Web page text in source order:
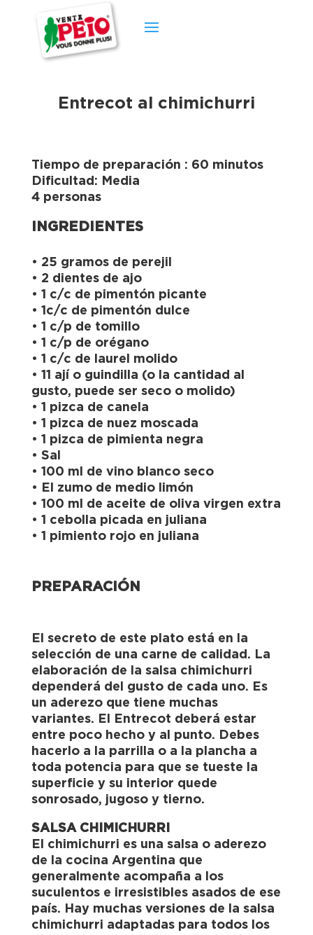
Entrecot al chimichurri
Tiempo de preparación : 60 minutos
Dificultad: Media
4 personas
INGREDIENTES
• 25 gramos de perejil
• 2 dientes de ajo
• 1 c/c de pimentón picante
• 1c/c de pimentón dulce
• 1 c/p de tomillo
• 1 c/p de orégano
• 1 c/c de laurel molido
• 11 ají o guindilla (o la cantidad al
gusto, puede ser seco o molido)
• 1 pizca de canela
• 1 pizca de nuez moscada
• 1 pizca de pimienta negra
• Sal
• 100 ml de vino blanco seco
• El zumo de medio limón
• 100 ml de aceite de oliva virgen extra
• 1 cebolla picada en juliana
• 1 pimiento rojo en juliana
PREPARACIÓN
El secreto de este plato está en la
selección de una carne de calidad. La
elaboración de la salsa chimichurri
dependerá del gusto de cada uno. Es
un aderezo que tiene muchas
variantes. El Entrecot deberá estar
entre poco hecho y al punto. Debes
hacerlo a la parrilla o a la plancha a
toda potencia para que se tueste la
superficie y su interior quede
sonrosado, jugoso y tierno.
SALSA CHIMICHURRI
El chimichurri es una salsa o aderezo
de la cocina Argentina que
generalmente acompaña a los
suculentos e irresistibles asados de ese
país. Hay muchas versiones de la salsa
chimichurri adaptadas para todos los